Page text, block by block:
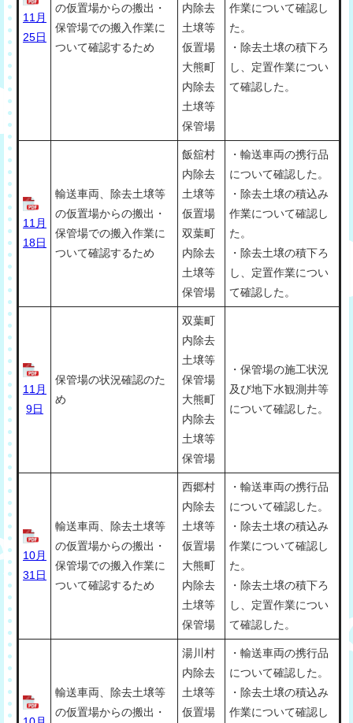
11月
25日
の仮置場からの搬出・
保管場での搬入作業に
ついて確認するため
内除去
土壌等
仮置場
大熊町
内除去
土壌等
保管場
作業について確認し
た。
・除去土壌の積下ろ
し、定置作業につい
て確認した。
11月
18日
輸送車両、除去土壌等
の仮置場からの搬出・
保管場での搬入作業に
ついて確認するため
飯舘村
内除去
土壌等
仮置場
双葉町
内除去
土壌等
保管場
・輸送車両の携行品
について確認した。
・除去土壌の積込み
作業について確認し
た。
・除去土壌の積下ろ
し、定置作業につい
て確認した。
11月
9日
保管場の状況確認のた
め
双葉町
内除去
土壌等
保管場
大熊町
内除去
土壌等
保管場
・保管場の施工状況
及び地下水観測井等
について確認した。
10月
31日
輸送車両、除去土壌等
の仮置場からの搬出・
保管場での搬入作業に
ついて確認するため
西郷村
内除去
土壌等
仮置場
大熊町
内除去
土壌等
保管場
・輸送車両の携行品
について確認した。
・除去土壌の積込み
作業について確認し
た。
・除去土壌の積下ろ
し、定置作業につい
て確認した。
輸送車両、除去土壌等
の仮置場からの搬出・
湯川村
内除去
土壌等
仮置場
・輸送車両の携行品
について確認した。
・除去土壌の積込み
作業について確認し